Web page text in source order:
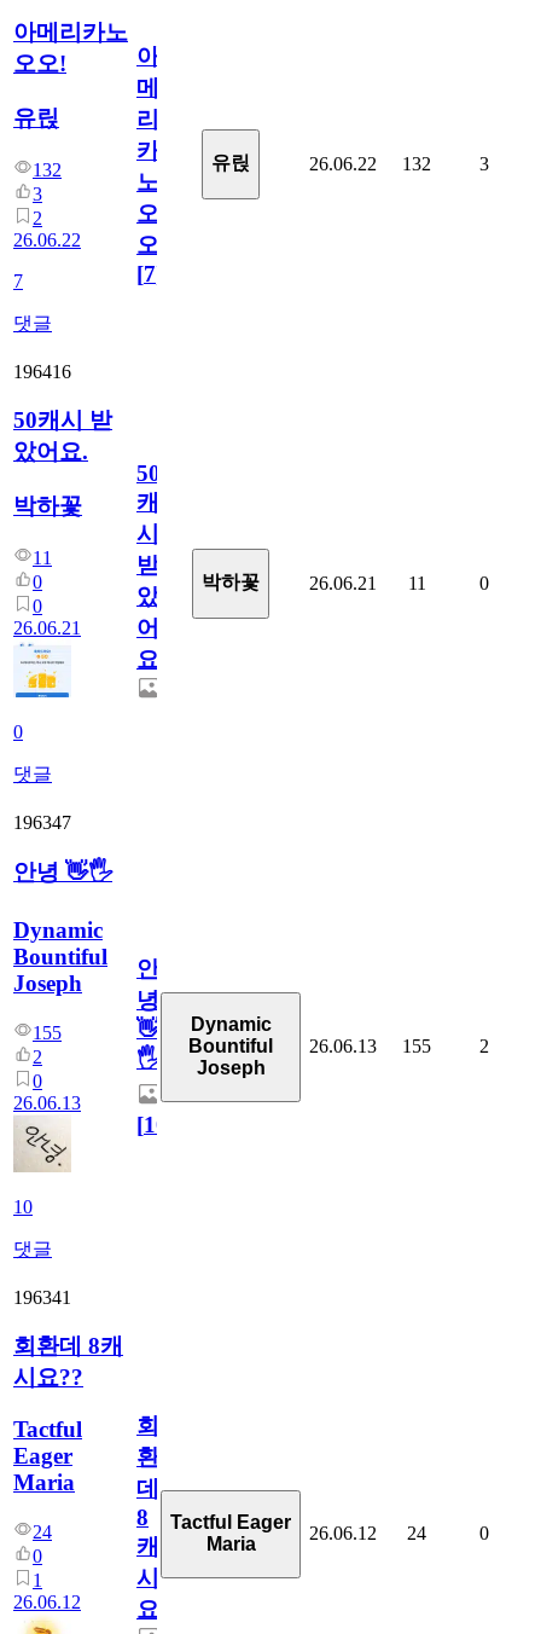
아메리카노
오오!
유릱
132
3
2
26.06.22
7
댓글
아
메
리
카
노
오
오!
[7]
유릱 26.06.22 132 3
196416
50캐시 받
았어요.
박하꽃
11
0
0
26.06.21
0
댓글
50
캐
시
받
았
어
요.
박하꽃 26.06.21 11 0
196347
안녕 👋🖐
Dynamic
Bountiful
Joseph
155
2
0
26.06.13
10
댓글
안
녕
👋
🖐
[10
Dynamic
Bountiful
Joseph
26.06.13 155 2
196341
회환데 8캐
시요??
Tactful
Eager
Maria
24
0
1
26.06.12
회
환
데
8
캐
시
요??
Tactful Eager
Maria
26.06.12 24 0